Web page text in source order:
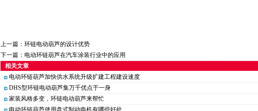
上一篇： 环链电动葫芦的设计优势
下一篇： 电动环链葫芦在汽车涂装行业中的应用
相关文章
电动环链葫芦加快供水系统升级扩建工程建设速度
DHS型环链电动葫芦集万千优点于一身
家装风格多变，环链电动葫芦来帮忙
电动环链葫芦使用盘式制动电机有哪些好处